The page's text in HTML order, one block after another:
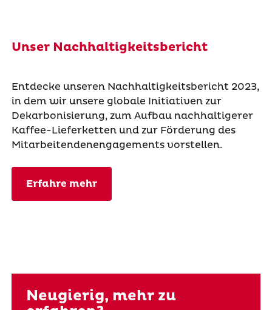
Unser Nachhaltigkeitsbericht
Entdecke unseren Nachhaltigkeitsbericht 2023,
in dem wir unsere globale Initiativen zur
Dekarbonisierung, zum Aufbau nachhaltigerer
Kaffee-Lieferketten und zur Förderung des
Mitarbeitendenengagements vorstellen.
Erfahre mehr
Neugierig, mehr zu